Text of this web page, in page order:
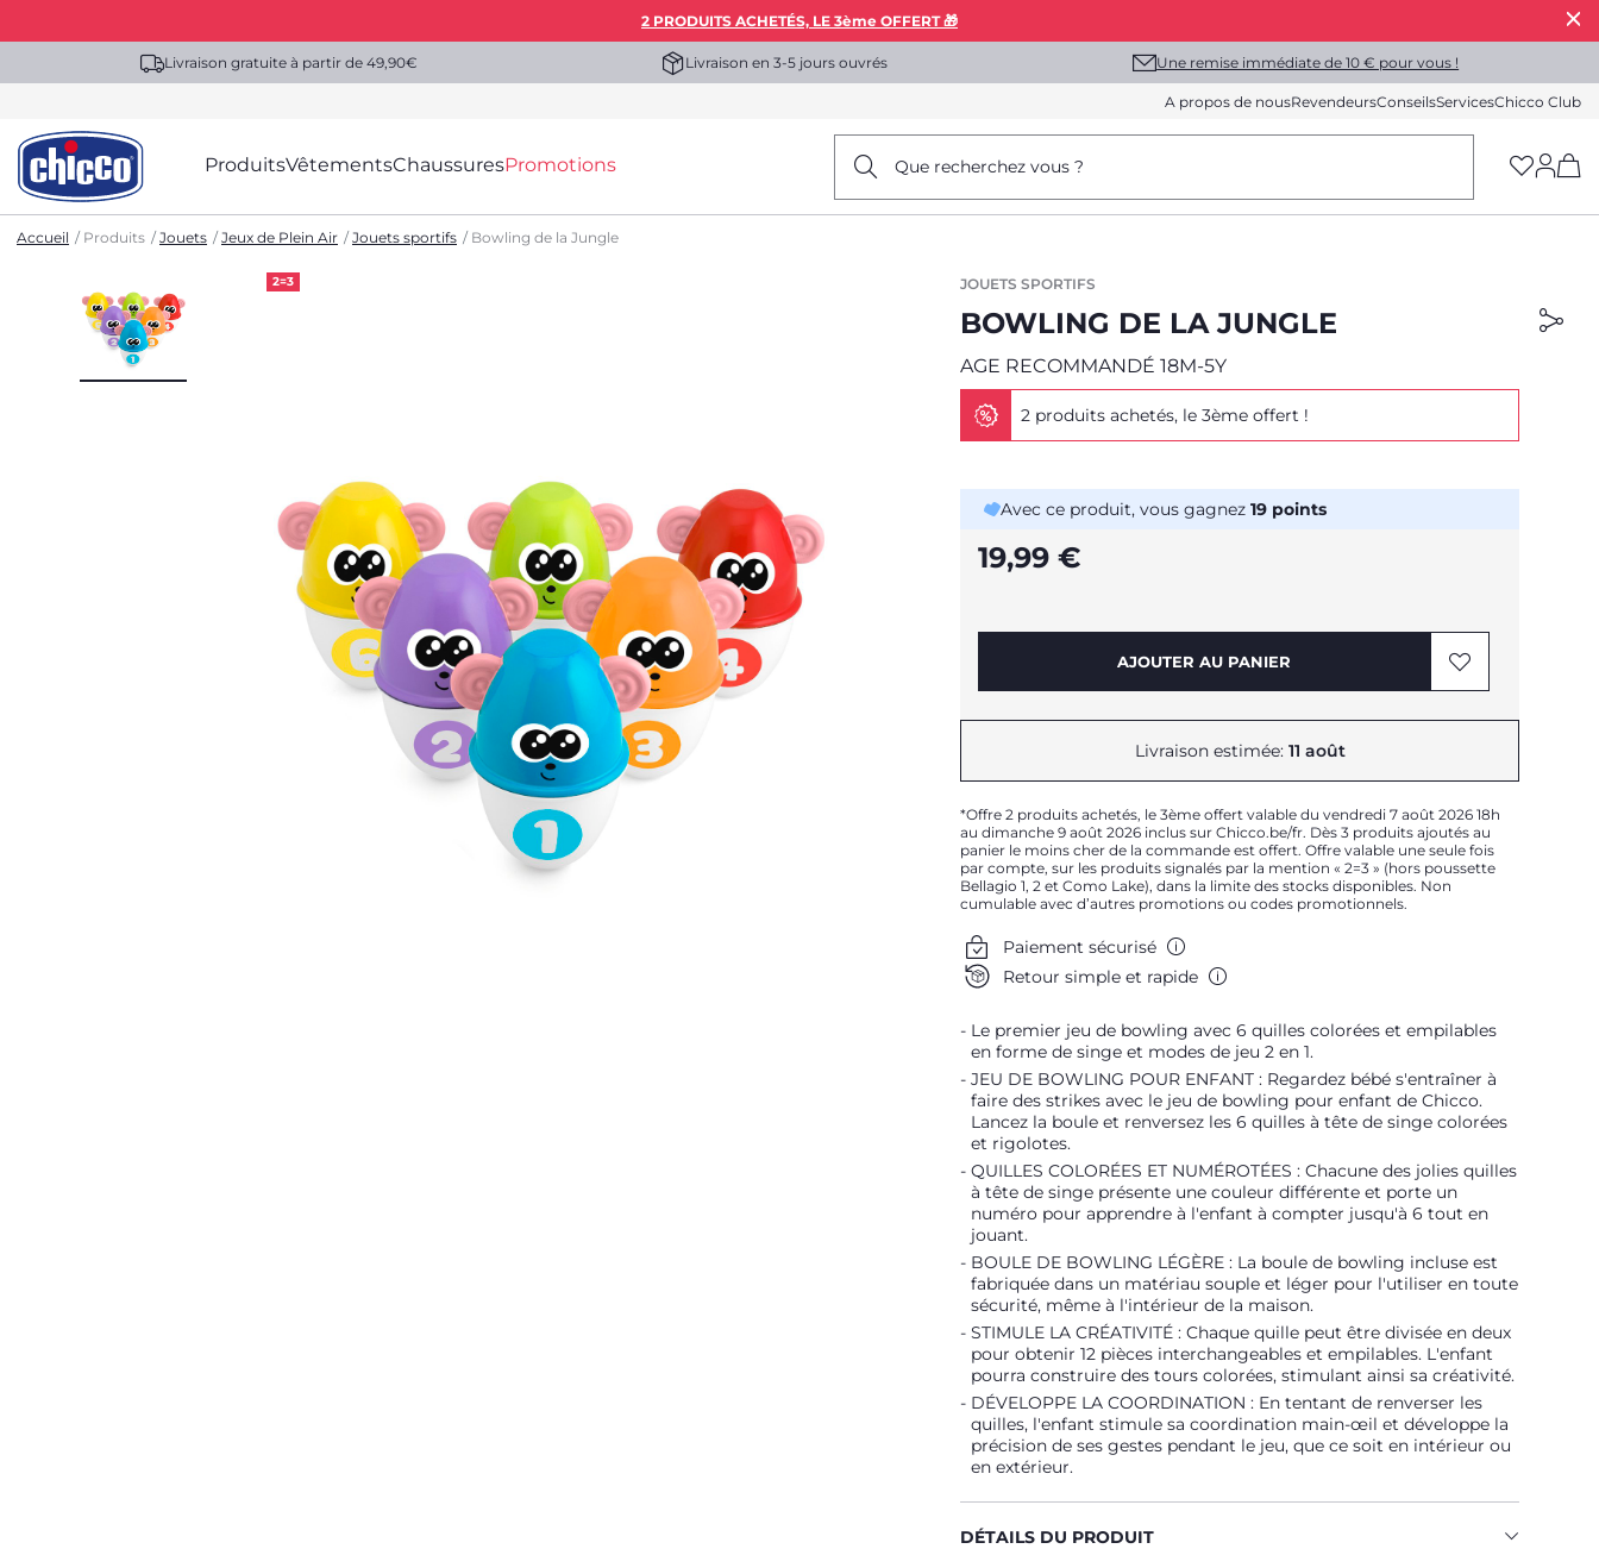
2 PRODUITS ACHETÉS, LE 3ème OFFERT 🎁
Livraison gratuite à partir de 49,90€ Livraison en 3-5 jours ouvrés Une remise immédiate de 10 € pour vous !
A propos de nousRevendeursConseilsServicesChicco Club
ProduitsVêtementsChaussuresPromotions Que recherchez vous ?
Accueil Produits Jouets Jeux de Plein Air Jouets sportifs Bowling de la Jungle
2=3 JOUETS SPORTIFS
BOWLING DE LA JUNGLE
AGE RECOMMANDÉ 18M-5Y
2 produits achetés, le 3ème offert !
Avec ce produit, vous gagnez 19 points
19,99 €
AJOUTER AU PANIER
Livraison estimée: 11 août
*Offre 2 produits achetés, le 3ème offert valable du vendredi 7 août 2026 18h
au dimanche 9 août 2026 inclus sur Chicco.be/fr. Dès 3 produits ajoutés au
panier le moins cher de la commande est offert. Offre valable une seule fois
par compte, sur les produits signalés par la mention « 2=3 » (hors poussette
Bellagio 1, 2 et Como Lake), dans la limite des stocks disponibles. Non
cumulable avec d’autres promotions ou codes promotionnels.
Paiement sécurisé
Retour simple et rapide
Le premier jeu de bowling avec 6 quilles colorées et empilables
en forme de singe et modes de jeu 2 en 1.
JEU DE BOWLING POUR ENFANT : Regardez bébé s'entraîner à
faire des strikes avec le jeu de bowling pour enfant de Chicco.
Lancez la boule et renversez les 6 quilles à tête de singe colorées
et rigolotes.
QUILLES COLORÉES ET NUMÉROTÉES : Chacune des jolies quilles
à tête de singe présente une couleur différente et porte un
numéro pour apprendre à l'enfant à compter jusqu'à 6 tout en
jouant.
BOULE DE BOWLING LÉGÈRE : La boule de bowling incluse est
fabriquée dans un matériau souple et léger pour l'utiliser en toute
sécurité, même à l'intérieur de la maison.
STIMULE LA CRÉATIVITÉ : Chaque quille peut être divisée en deux
pour obtenir 12 pièces interchangeables et empilables. L'enfant
pourra construire des tours colorées, stimulant ainsi sa créativité.
DÉVELOPPE LA COORDINATION : En tentant de renverser les
quilles, l'enfant stimule sa coordination main-œil et développe la
précision de ses gestes pendant le jeu, que ce soit en intérieur ou
en extérieur.
DÉTAILS DU PRODUIT